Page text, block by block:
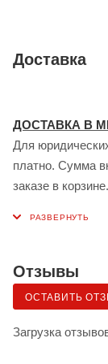
Доставка
ДОСТАВКА В
Для
платно. Сумма
заказе в корзине.
менеджером при
Доставка
Также возможна
Минске и
Отзывы
ОСТАВИТЬ
Загрузка